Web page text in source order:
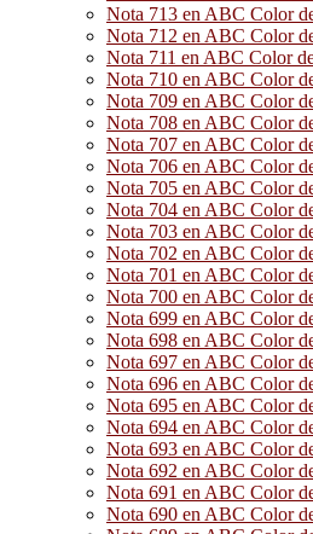
Nota 713 en ABC Color
Nota 712 en ABC Color
Nota 711 en ABC Color
Nota 710 en ABC Color
Nota 709 en ABC Color
Nota 708 en ABC Color
Nota 707 en ABC Color
Nota 706 en ABC Color
Nota 705 en ABC Color
Nota 704 en ABC Color
Nota 703 en ABC Color
Nota 702 en ABC Color
Nota 701 en ABC Color
Nota 700 en ABC Color
Nota 699 en ABC Color
Nota 698 en ABC Color
Nota 697 en ABC Color
Nota 696 en ABC Color
Nota 695 en ABC Color
Nota 694 en ABC Color
Nota 693 en ABC Color
Nota 692 en ABC Color
Nota 691 en ABC Color
Nota 690 en ABC Color